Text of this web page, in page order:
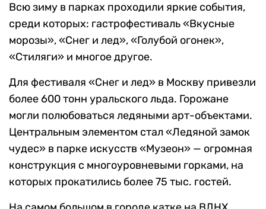
Всю зиму в парках проходили яркие события,
среди которых: гастрофестиваль «Вкусные
морозы», «Снег и лед», «Голубой огонек»,
«Стиляги» и многое другое.
Для фестиваля «Снег и лед» в Москву привезли
более 600 тонн уральского льда. Горожане
могли полюбоваться ледяными арт-объектами.
Центральным элементом стал «Ледяной замок
чудес» в парке искусств «Музеон» — огромная
конструкция с многоуровневыми горками, на
которых прокатились более 75 тыс. гостей.